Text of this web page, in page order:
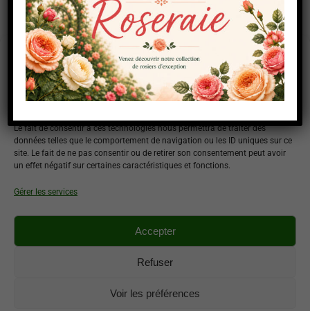
Gérer le consentement aux
cookies
Pour offrir les meilleures expériences, nous utilisons des technologies telles
Le fait de consentir à ces technologies nous permettra de traiter des
données telles que le comportement de navigation ou les ID uniques sur ce
site. Le fait de ne pas consentir ou de retirer son consentement peut avoir
un effet négatif sur certaines caractéristiques et fonctions.
Gérer les services
Accepter
Refuser
Voir les préférences
Couleurs :Rose carmin
Hauteur :1,20 m x 1,00 m
Floraison :Remontant
Parfum :+++
Navigation
de
ONGLET PRÉCÉDENT
ONGLET SUIVANT
Projets
Angela